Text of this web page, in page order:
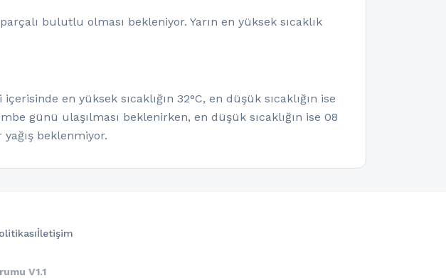
bulutlu olması bekleniyor. Yarın en yüksek sıcaklık
en yüksek sıcaklığın 32°C, en düşük sıcaklığın ise
günü ulaşılması beklenirken, en düşük sıcaklığın ise 08
beklenmiyor.
İletişim
V1.1